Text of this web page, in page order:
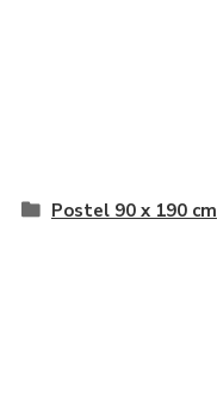
Postel 90 x 190 cm